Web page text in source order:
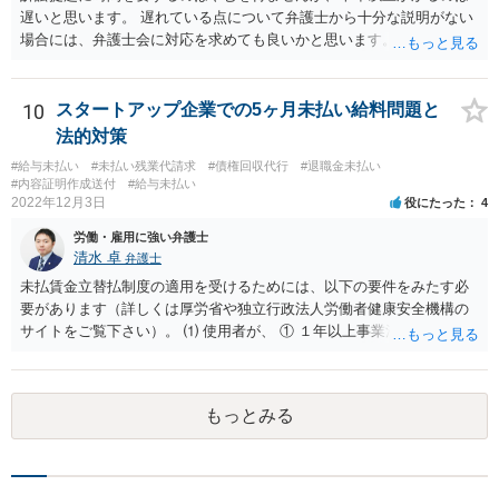
遅いと思います。 遅れている点について弁護士から十分な説明がない
場合には、弁護士会に対応を求めても良いかと思います。
10
スタートアップ企業での5ヶ月未払い給料問題と
法的対策
#給与未払い #未払い残業代請求 #債権回収代行
#退職金未払い
#内容証明作成送付
#給与未払い
2022年12月3日 役にたった 4
労働・雇用に強い弁護士
清水 卓 弁護士
未払賃金立替払制度の適用を受けるためには、以下の要件をみたす必
要があります（詳しくは厚労省や独立行政法人労働者健康安全機構の
サイトをご覧下さい）。 ⑴ 使用者が、 ① １年以上事業活動を行って
産管財人等に倒産の事実等を証明してもらう必要あり。 •事実上の倒産
（中小企業について、事業活動が停止し、再開する見込みがなく、賃
金支払能力がない場合） → 労働基準監督署長の認定が必要。 (2) 労働
者が、倒産について裁判所への申立て等（法律上の倒産の場合）又は
もっとみる